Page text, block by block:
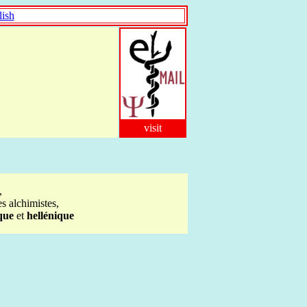
visit
,
alchimistes,
et hellénique